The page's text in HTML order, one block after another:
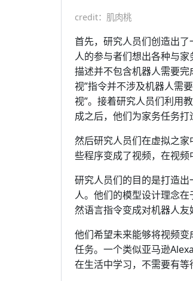
credit：肌肉桃
首先，研究人员们创造出
人的参与者们想出各种与
描述并不包含机器人需要
视”指令并不涉及机器人需
视”。接着研究人员们利用
成之后，他们为家务任务打
然后研究人员们在虚拟之
些程序变成了视频，在视频
研究人员们的目的是打造
人。他们的模型设计理念
然语言指令变成对机器人友
他们希望未来能够将视频
任务。一个类似亚马逊
在生活中学习，不需要有等